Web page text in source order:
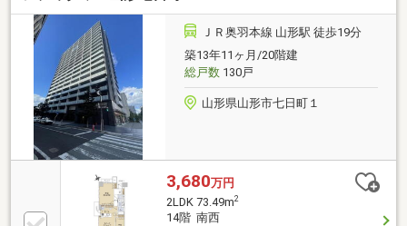
宅配BOX・モニター付オートロックシステム▼周辺環
境・山形市立第一小学校 徒歩6分(約410m)※インター
ネット利用料月770円／コミュニティ費月100円■ ご希
望の住まい探しをお手伝いします ━━━━━・・・物
件の詳細・ご相談はお気軽にお問い合わせください。
ＪＲ奥羽本線 山形駅 徒歩19分
築13年11ヶ月/20階建
総戸数130戸
山形県山形市七日町１
3,680万円
2LDK 73.49m2
14階 南西